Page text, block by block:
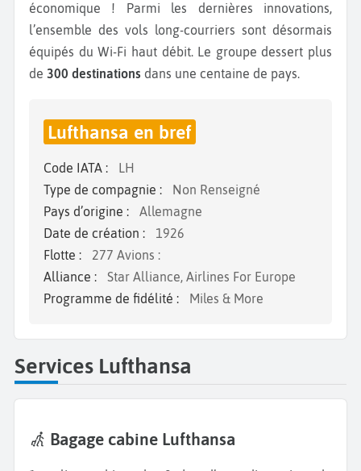
économique ! Parmi les dernières innovations,
l’ensemble des vols long-courriers sont désormais
équipés du Wi-Fi haut débit. Le groupe dessert plus
de 300 destinations dans une centaine de pays.
Lufthansa en bref
Code IATA :
LH
Type de compagnie :
Non Renseigné
Pays d’origine :
Allemagne
Date de création :
1926
Flotte :
277 Avions :
Alliance :
Star Alliance, Airlines For Europe
Programme de fidélité :
Miles & More
Services Lufthansa
Bagage cabine Lufthansa